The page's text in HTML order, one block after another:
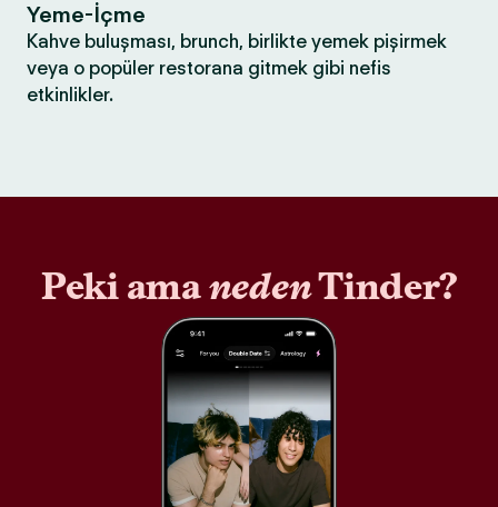
Yeme-İçme
Kahve buluşması, brunch, birlikte yemek pişirmek
veya o popüler restorana gitmek gibi nefis
etkinlikler.
Peki amanedenTinder?